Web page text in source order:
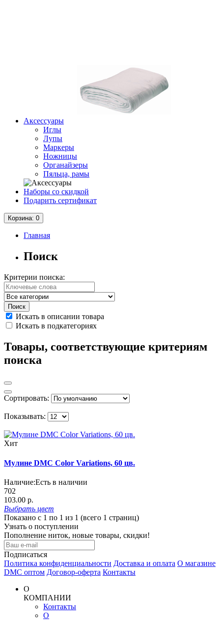
Аксессуары
Иглы
Лупы
Маркеры
Ножницы
Органайзеры
Пяльца, рамы
Наборы со скидкой
Подарить сертификат
Корзина: 0
Главная
Поиск
Критерии поиска:
Искать в описании товара
Искать в подкатегориях
Товары, соответствующие критериям
поиска
Сортировать:
Показывать:
Хит
Мулине DMC Color Variations, 60 цв.
Наличие:Есть в наличии
702
103.00 р.
Выбрать цвет
Показано с 1 по 1 из 1 (всего 1 страниц)
Узнать о поступлении
Пополнение ниток, новые товары, скидки!
Подписаться
Политика конфиденциальности Доставка и оплата О магазине
DMC оптом Договор-оферта Контакты
О
КОМПАНИИ
Контакты
О